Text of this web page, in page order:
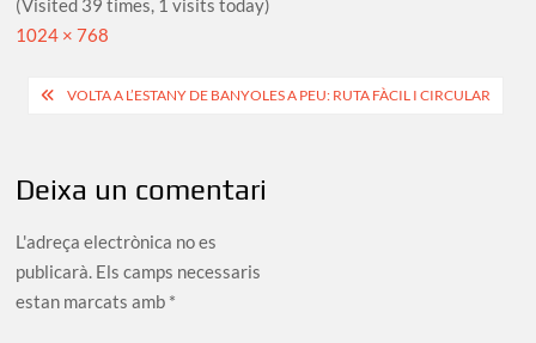
(Visited 39 times, 1 visits today)
Full
1024 × 768
Navegació
VOLTA A L’ESTANY DE BANYOLES A PEU: RUTA FÀCIL I CIRCULAR
Deixa un comentari
L'adreça electrònica no es
publicarà. Els camps necessaris
estan marcats amb *